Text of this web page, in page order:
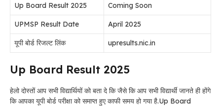
Up Board Result 2025 Coming Soon
UPMSP Result Date April 2025
यूपी बोर्ड रिजल्ट लिंक upresults.nic.in
Up Board Result 2025
हेलो दोस्तों आप सभी विद्यार्थियों को बता दे कि जैसे कि आप सभी विद्यार्थी जानते ही होंगे
कि आपका यूपी बोर्ड परीक्षा को समाप्त हुए काफी समय हो गया है.Up Board